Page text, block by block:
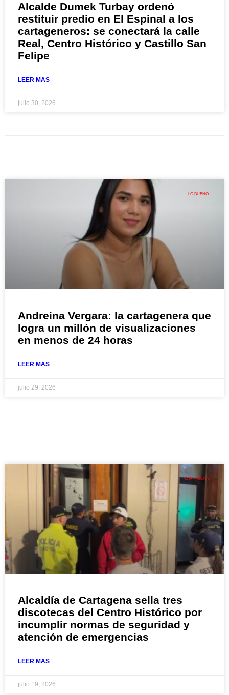
Alcalde Dumek Turbay ordenó
restituir predio en El Espinal a los
cartageneros: se conectará la calle
Real, Centro Histórico y Castillo San
Felipe
LEER MAS
julio 30, 2026
LO BUENO
Andreina Vergara: la cartagenera que
logra un millón de visualizaciones
en menos de 24 horas
LEER MAS
julio 29, 2026
CARTAGENA
Alcaldía de Cartagena sella tres
discotecas del Centro Histórico por
incumplir normas de seguridad y
atención de emergencias
LEER MAS
julio 19, 2026